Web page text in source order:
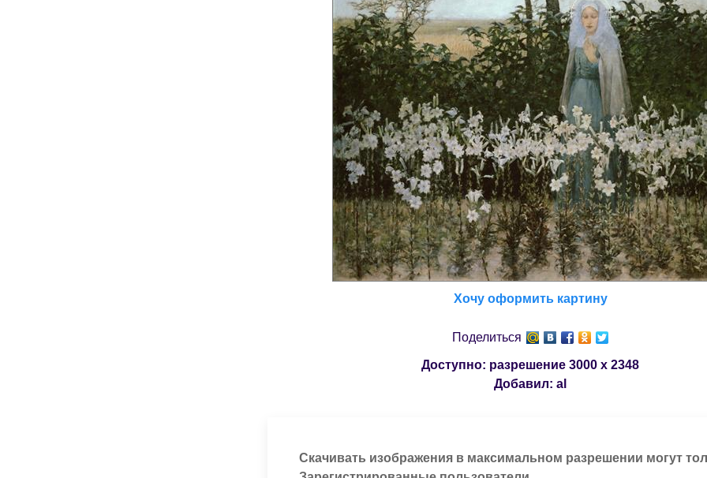
Хочу оформить картину
Поделиться
Доступно: разрешение 3000 x 2348
Добавил: al
Скачивать изображения в максимальном разрешении могут